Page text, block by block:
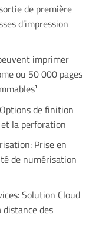
de première
d’impression
imprimer
ou 50 000 pages
de finition
la perforation
Prise en
de numérisation
Solution Cloud
des